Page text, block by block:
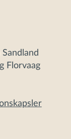
Florvaag